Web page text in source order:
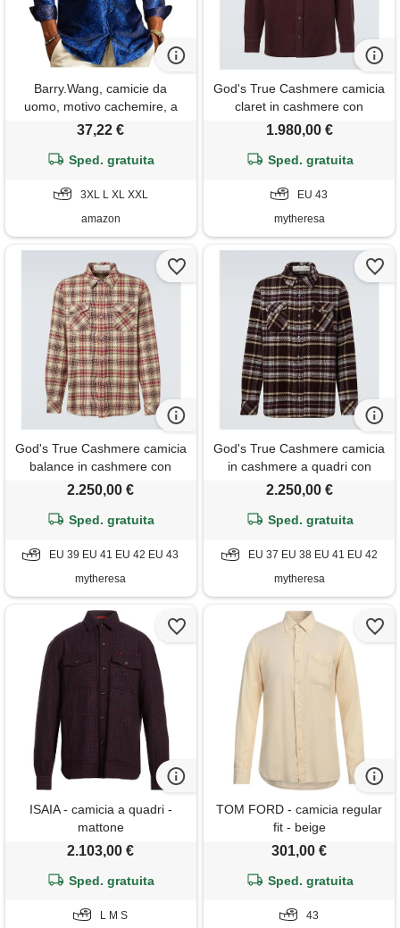
Barry.Wang, camicie da
uomo, motivo cachemire, a
maniche lunghe, grande e
37,22 €
Sped. gratuita
3XL L XL XXL
amazon
God's True Cashmere camicia
claret in cashmere con
ametista
1.980,00 €
Sped. gratuita
EU 43
mytheresa
God's True Cashmere camicia
balance in cashmere con
smeraldi
2.250,00 €
Sped. gratuita
EU 39 EU 41 EU 42 EU 43
mytheresa
God's True Cashmere camicia
in cashmere a quadri con
smeraldi
2.250,00 €
Sped. gratuita
EU 37 EU 38 EU 41 EU 42
mytheresa
ISAIA - camicia a quadri -
mattone
2.103,00 €
Sped. gratuita
L M S
TOM FORD - camicia regular
fit - beige
301,00 €
Sped. gratuita
43